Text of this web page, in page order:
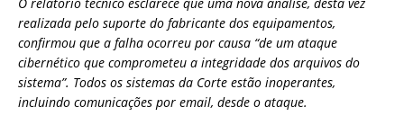
realizada pelo suporte do fabricante dos equipamentos,
confirmou que a falha ocorreu por causa “de um ataque
cibernético que comprometeu a integridade dos arquivos do
sistema”. Todos os sistemas da Corte estão inoperantes,
incluindo comunicações por email, desde o ataque.